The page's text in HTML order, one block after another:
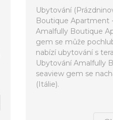
Ubytování
Boutique Apartment
Amalfully Boutique
gem se může
nabízí ubytování s
Ubytování Amalfully
seaview gem se
(Itálie).